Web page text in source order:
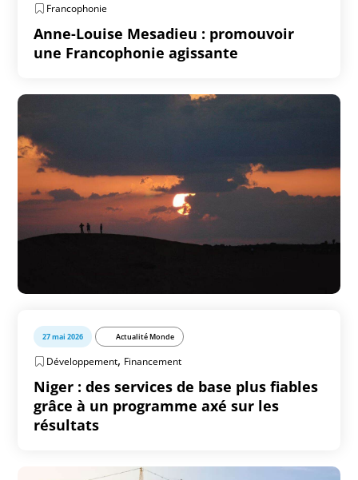
Francophonie
Anne-Louise Mesadieu : promouvoir
une Francophonie agissante
27 mai 2026 Actualité Monde
Développement, Financement
Niger : des services de base plus fiables
grâce à un programme axé sur les
résultats